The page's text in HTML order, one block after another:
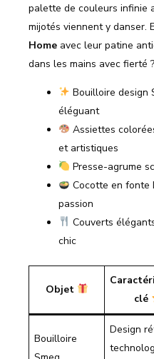
palette de couleurs infinie
mijotés viennent y danser.
Home avec leur patine
dans les mains avec fierté ?
Bouilloire design
éléguant
Assiettes
et artistiques
Presse-agrume
Cocotte en fonte
passion
Couverts
chic
Objet
clé
Bouilloire
Design